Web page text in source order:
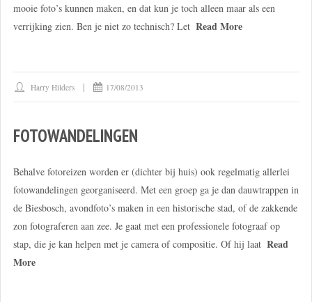
mooie foto’s kunnen maken, en dat kun je toch alleen maar als een
verrijking zien. Ben je niet zo technisch? Let Read More
Harry Hilders 17/08/2013
FOTOWANDELINGEN
Behalve fotoreizen worden er (dichter bij huis) ook regelmatig allerlei
fotowandelingen georganiseerd. Met een groep ga je dan dauwtrappen in
de Biesbosch, avondfoto’s maken in een historische stad, of de zakkende
zon fotograferen aan zee. Je gaat met een professionele fotograaf op
stap, die je kan helpen met je camera of compositie. Of hij laat Read
More